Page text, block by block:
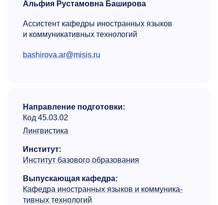
Альфия Рустамовна Баширова
Ассистент кафедры иностранных языков
и коммуника­тивных технологий
bashirova.ar@misis.ru
Направление подготовки:
Код 45.03.02
Лингвистика
Институт:
Институт базового образования
Выпускающая кафедра:
Кафедра иностранных языков и коммуника­
тивных технологий